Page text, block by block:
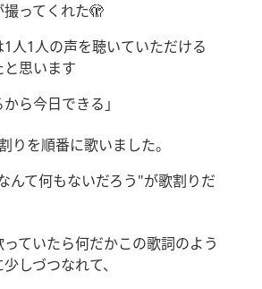
ってくれた🫣
人1人の声を聴いていただける
思います
ら今日できる」
りを順番に歌いました。
んて何もないだろう"が歌割りだ
ていたら何だかこの歌詞のよう
しづつなれて、